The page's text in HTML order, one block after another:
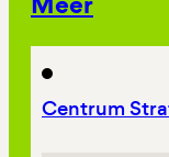
Centrum